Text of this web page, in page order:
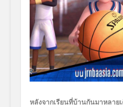
หลังจากเรียนที่บ้านกันมาหลาย